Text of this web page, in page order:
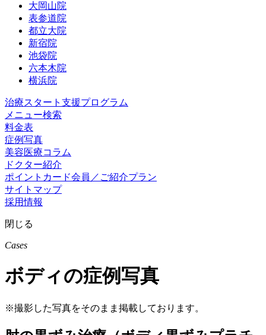
大岡山院
表参道院
都立大院
新宿院
池袋院
六本木院
横浜院
治療スタート支援プログラム
メニュー検索
料金表
症例写真
美容医療コラム
ドクター紹介
ポイントカード会員／ご紹介プラン
サイトマップ
採用情報
閉じる
Cases
ボディの症例写真
※撮影した写真をそのまま掲載しております。